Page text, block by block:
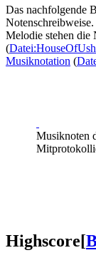
Das nachfolgende
Melodie stehen die
(
Musiknotation (
Musiknoten
Highscore[